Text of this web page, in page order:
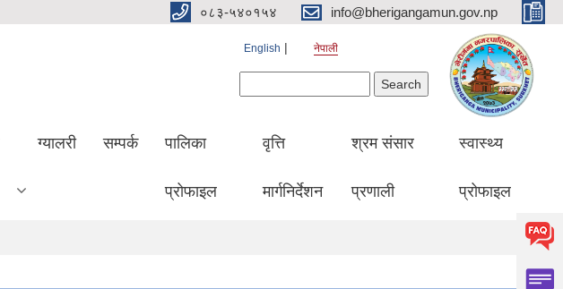
०८३-५४०१५४ info@bherigangamun.gov.np
English नेपाली
ग्यालरी सम्पर्क पालिका
प्रोफाइल
वृत्ति
मार्गनिर्देशन
श्रम संसार
प्रणाली
स्वास्थ्य
प्रोफाइल